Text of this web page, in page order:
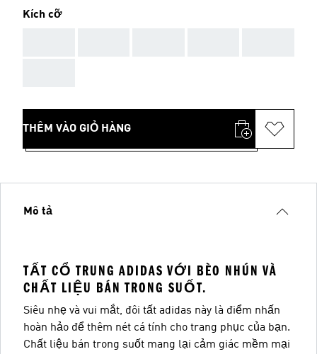
Kích cỡ
THÊM VÀO GIỎ HÀNG
Mô tả
TẤT CỔ TRUNG ADIDAS VỚI BÈO NHÚN VÀ
CHẤT LIỆU BÁN TRONG SUỐT.
Siêu nhẹ và vui mắt, đôi tất adidas này là điểm nhấn
hoàn hảo để thêm nét cá tính cho trang phục của bạn.
Chất liệu bán trong suốt mang lại cảm giác mềm mại